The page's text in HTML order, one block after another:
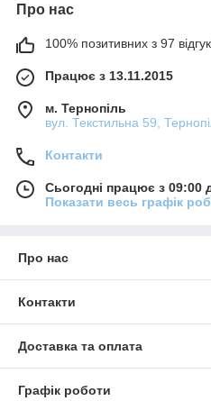
Про нас
100% позитивних з 97
Працює з 13.11.2015
м. Тернопіль
вул. Текстильна 59,
Контакти
Сьогодні працює з 09:00
Показати весь графік
Про нас
Контакти
Доставка та оплата
Графік роботи